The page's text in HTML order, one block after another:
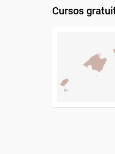
Cursos